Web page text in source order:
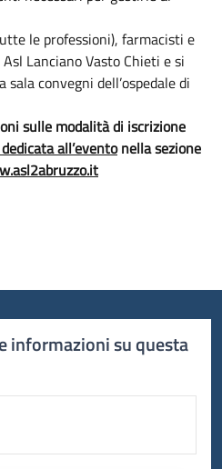
le professioni), farmacisti e
Lanciano Vasto Chieti e si
convegni dell’ospedale di
sulle modalità di iscrizione
all’eventonella sezione
informazioni su questa